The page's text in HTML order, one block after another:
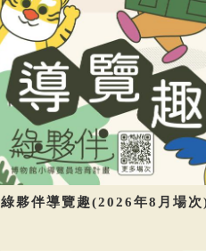
綠夥伴導覽趣(2026年8月場次